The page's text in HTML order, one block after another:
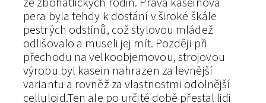
pera byla tehdy k dostání v široké škále
pestrých odstínů, což stylovou mládež
odlišovalo a museli jej mít. Později při
přechodu na velkoobjemovou, strojovou
výrobu byl kasein nahrazen za levnější
variantu a rovněž za vlastnostmi odolnější
celluloid.Ten ale po určité době přestal lidi